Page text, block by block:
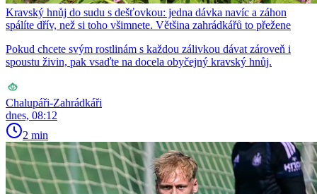
Kravský hnůj do sudu s dešťovkou: jedna dávka navíc a záhon
spálíte dřív, než si toho všimnete. Většina zahrádkářů to přežene
Pokud chcete svým rostlinám s každou zálivkou dávat zároveň i
spoustu živin, pak vsaďte na docela obyčejný kravský hnůj.
Chalupáři-Zahrádkáři
dnes, 08:12
2 min